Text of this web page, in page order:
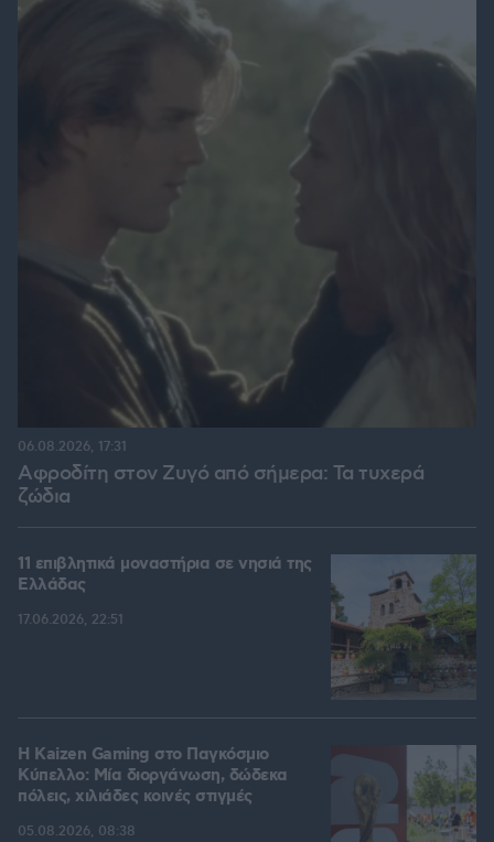
Αφροδίτη στον Ζυγό από σήμερα: Τα τυχερά
ζώδια
06.08.2026, 17:31
11 επιβλητικά μοναστήρια σε νησιά της
Ελλάδας
17.06.2026, 22:51
H Kaizen Gaming στο Παγκόσμιο
Kύπελλο: Μία διοργάνωση, δώδεκα
πόλεις, χιλιάδες κοινές στιγμές
05.08.2026, 08:38